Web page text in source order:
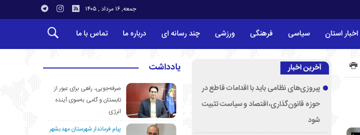
جمعه, ۱۶ مرداد , ۱۴۰۵
اخبار استان سیاسی فرهنگی ورزشی چند رسانه ای درباره ما تماس با ما
آخرین اخبار
پیروزی‌های نظامی باید با اقدامات قاطع در
حوزه قانون‌گذاری، اقتصاد و سیاست تثبیت
شود
یادداشت
صرفه‌جویی، راهی برای عبور از
تابستان و گامی به‌سوی آینده
انرژی
پیام فرماندار شهرستان مهدیشهر